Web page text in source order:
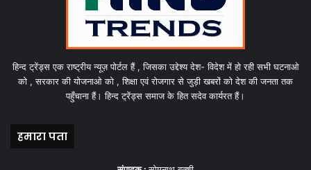
हिन्द ट्रेंड्स एक राष्ट्रीय न्यूज़ पोर्टल हैं , जिसका उद्देश्य देश- विदेश में हो रही सभी घटनाओ
को , सरकार की योजनाओ को , शिक्षा एवं रोजगार से जुड़ी खबरों को देश की जनता तक
पहुँचाना हैं। हिन्द ट्रेंड्स समाज के हित सदेव कार्यरत हैं।
हमारा पता